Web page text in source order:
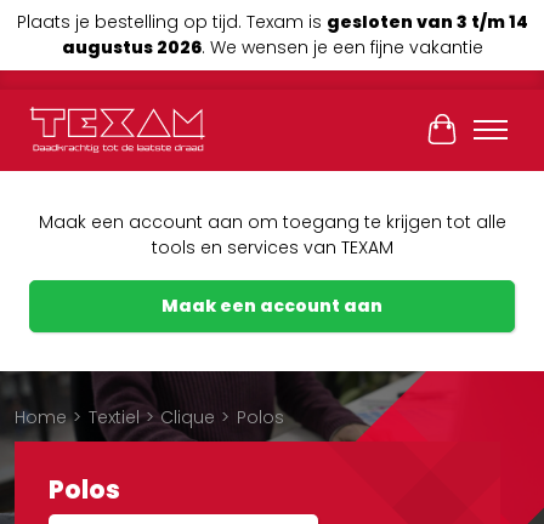
Plaats je bestelling op tijd. Texam is gesloten van 3 t/m 14
augustus 2026. We wensen je een fijne vakantie
Maak een account aan om toegang te krijgen tot alle
tools en services van TEXAM
Maak een account aan
Home > Textiel > Clique > Polos
Polos